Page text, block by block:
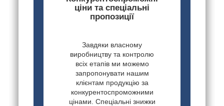
ціни та спеціальні
пропозиції
Завдяки власному
виробництву та контролю
всіх етапів ми можемо
запропонувати нашим
клієнтам продукцію за
конкурентоспроможними
цінами. Спеціальні знижки